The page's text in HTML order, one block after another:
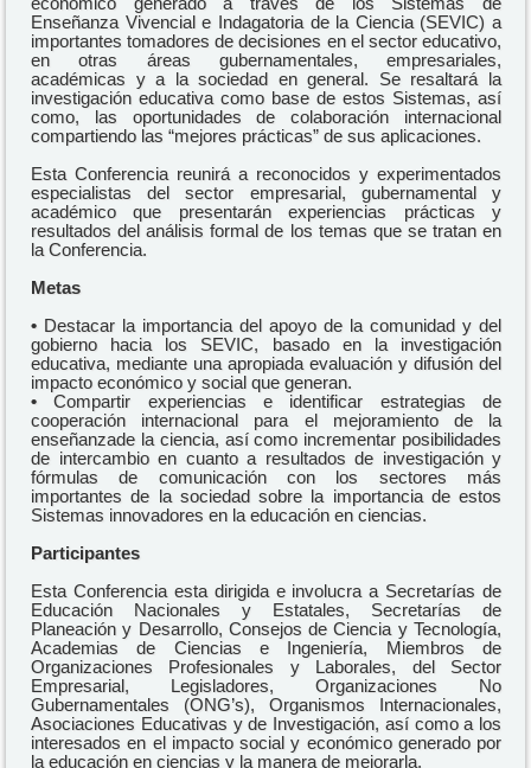
Enseñanza Vivencial e Indagatoria de la Ciencia (SEVIC) a
importantes tomadores de decisiones en el sector educativo,
en otras áreas gubernamentales, empresariales,
académicas y a la sociedad en general. Se resaltará la
investigación educativa como base de estos Sistemas, así
como, las oportunidades de colaboración internacional
compartiendo las “mejores prácticas” de sus aplicaciones.
Esta Conferencia reunirá a reconocidos y experimentados
especialistas del sector empresarial, gubernamental y
académico que presentarán experiencias prácticas y
resultados del análisis formal de los temas que se tratan en
la Conferencia.
Metas
• Destacar la importancia del apoyo de la comunidad y del
gobierno hacia los SEVIC, basado en la investigación
educativa, mediante una apropiada evaluación y difusión del
impacto económico y social que generan.
• Compartir experiencias e identificar estrategias de
cooperación internacional para el mejoramiento de la
enseñanzade la ciencia, así como incrementar posibilidades
de intercambio en cuanto a resultados de investigación y
fórmulas de comunicación con los sectores más
importantes de la sociedad sobre la importancia de estos
Sistemas innovadores en la educación en ciencias.
Participantes
Esta Conferencia esta dirigida e involucra a Secretarías de
Educación Nacionales y Estatales, Secretarías de
Planeación y Desarrollo, Consejos de Ciencia y Tecnología,
Academias de Ciencias e Ingeniería, Miembros de
Organizaciones Profesionales y Laborales, del Sector
Empresarial, Legisladores, Organizaciones No
Gubernamentales (ONG’s), Organismos Internacionales,
Asociaciones Educativas y de Investigación, así como a los
interesados en el impacto social y económico generado por
la educación en ciencias y la manera de mejorarla.